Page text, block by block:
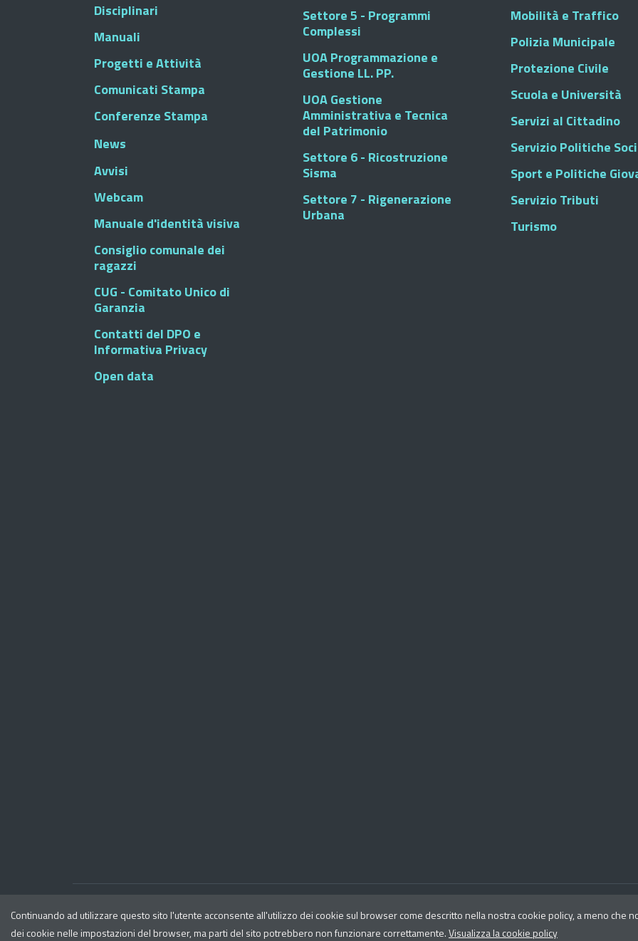
Disciplinari
Manuali
Progetti e Attività
Comunicati Stampa
Conferenze Stampa
News
Avvisi
Webcam
Manuale d'identità visiva
Consiglio comunale dei
ragazzi
CUG - Comitato Unico di
Garanzia
Contatti del DPO e
Informativa Privacy
Open data
Settore 5 - Programmi
Complessi
UOA Programmazione e
Gestione LL. PP.
UOA Gestione
Amministrativa e Tecnica
del Patrimonio
Settore 6 - Ricostruzione
Sisma
Settore 7 - Rigenerazione
Urbana
Mobilità e Traffico
Polizia Municipale
Protezione Civile
Scuola e Università
Servizi al Cittadino
Servizio Politiche
Sport e Politiche
Servizio Tributi
Turismo
©2026
Continuando ad utilizzare questo sito l'utente acconsente all'utilizzo dei cookie sul browser come descritto nella nostra cookie policy, a meno che
dei cookie nelle impostazioni del browser, ma parti del sito potrebbero non funzionare correttamente.Visualizza la cookie policy